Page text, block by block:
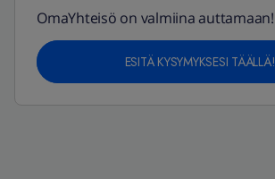
OmaYhteisö on valmiina auttamaan!
ESITÄ KYSYMYKSESI TÄÄLLÄ!